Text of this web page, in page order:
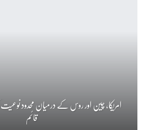
امریکا، چین اور روس کے درمیان محدود
قائم